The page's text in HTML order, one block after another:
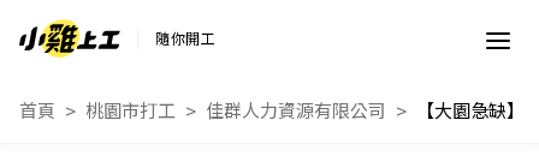
隨你開工
首頁 桃園市打工 佳群人力資源有限公司